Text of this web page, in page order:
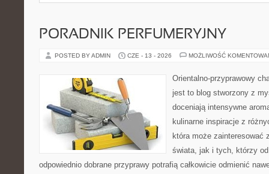
PORADNIK PERFUMERYJNY
POSTED BY ADMIN CZE - 13 - 2026 MOŻLIWOŚĆ
Orientalno-przyprawowy
jest to blog stworzony z
doceniają intensywne
kulinarne inspiracje z
która może zainteresować
świata, jak i tych, którzy
odpowiednio dobrane przyprawy potrafią całkowicie odmienić